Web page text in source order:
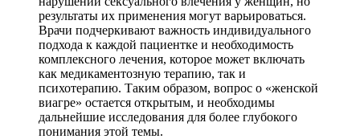
результаты их применения могут варьироваться.
Врачи подчеркивают важность индивидуального
подхода к каждой пациентке и необходимость
комплексного лечения, которое может включать
как медикаментозную терапию, так и
психотерапию. Таким образом, вопрос о «женской
виагре» остается открытым, и необходимы
дальнейшие исследования для более глубокого
понимания этой темы.